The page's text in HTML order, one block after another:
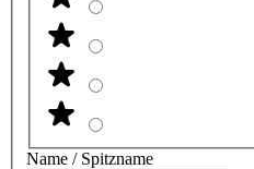
Name / Spitzname